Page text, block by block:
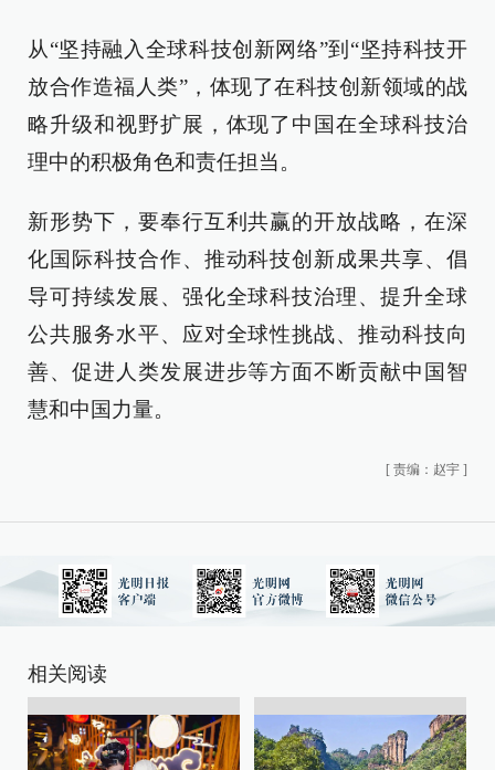
从“坚持融入全球科技创新网络”到“坚持科技开
放合作造福人类”，体现了在科技创新领域的战
略升级和视野扩展，体现了中国在全球科技治
理中的积极角色和责任担当。
新形势下，要奉行互利共赢的开放战略，在深
化国际科技合作、推动科技创新成果共享、倡
导可持续发展、强化全球科技治理、提升全球
公共服务水平、应对全球性挑战、推动科技向
善、促进人类发展进步等方面不断贡献中国智
慧和中国力量。
[ 责编：赵宇 ]
相关阅读